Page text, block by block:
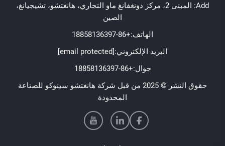
Add: المبنى 2، مركز دونغفانغ ماو التجاري، هانغتشو، تشيجيانغ،
الصين
الهاتف:+86-18858136397
البريد الإلكتروني:[email protected]
جوال:+86-18858136397
حقوق النشر © 2025 من قبل شركة هانغتشو سينوكو للصناعة
المحدودة